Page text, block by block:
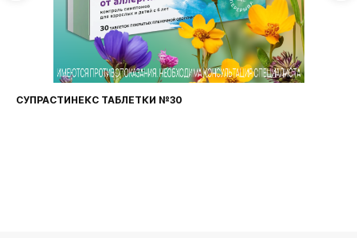
СУПРАСТИНЕКС ТАБЛЕТКИ №30